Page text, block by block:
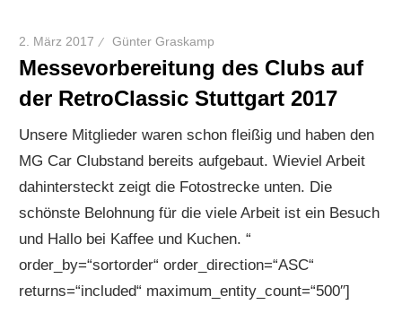
2. März 2017 Günter Graskamp
Messevorbereitung des Clubs auf
der RetroClassic Stuttgart 2017
Unsere Mitglieder waren schon fleißig und haben den
MG Car Clubstand bereits aufgebaut. Wieviel Arbeit
dahintersteckt zeigt die Fotostrecke unten. Die
schönste Belohnung für die viele Arbeit ist ein Besuch
und Hallo bei Kaffee und Kuchen. “
order_by=“sortorder“ order_direction=“ASC“
returns=“included“ maximum_entity_count=“500″]